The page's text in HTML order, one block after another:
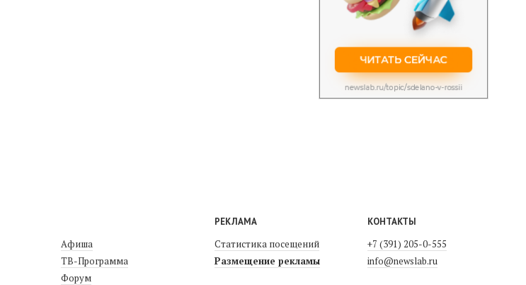
Афиша
ТВ-Программа
Форум
РЕКЛАМА
Статистика посещений
Размещение рекламы
КОНТАКТЫ
+7 (391) 205-0-555
info@newslab.ru